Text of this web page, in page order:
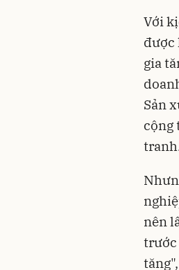
Với
được
gia
Sản
cộng
nên
trước